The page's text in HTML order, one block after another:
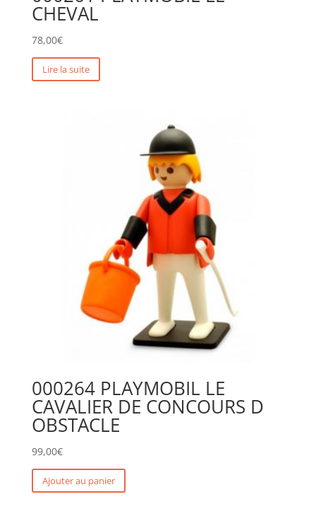
CHEVAL
78,00€
Lire la suite
000264 PLAYMOBIL LE
CAVALIER DE CONCOURS D
OBSTACLE
99,00€
Ajouter au panier